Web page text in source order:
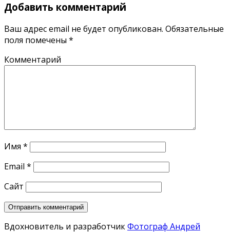
Добавить комментарий
Ваш адрес email не будет опубликован. Обязательные
поля помечены *
Комментарий
Имя *
Email *
Сайт
Вдохновитель и разработчикФотограф Андрей